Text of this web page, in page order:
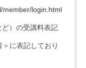
member/login.html
）の受講料表記
＞に表記しており